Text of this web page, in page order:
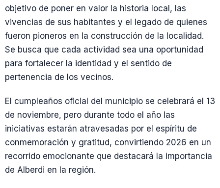
objetivo de poner en valor la historia local, las
vivencias de sus habitantes y el legado de quienes
fueron pioneros en la construcción de la localidad.
Se busca que cada actividad sea una oportunidad
para fortalecer la identidad y el sentido de
pertenencia de los vecinos.
El cumpleaños oficial del municipio se celebrará el 13
de noviembre, pero durante todo el año las
iniciativas estarán atravesadas por el espíritu de
conmemoración y gratitud, convirtiendo 2026 en un
recorrido emocionante que destacará la importancia
de Alberdi en la región.